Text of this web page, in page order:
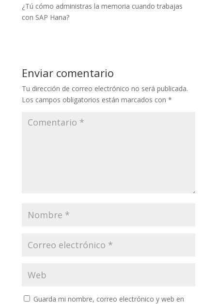
¿Tú cómo administras la memoria cuando trabajas
con SAP Hana?
Enviar comentario
Tu dirección de correo electrónico no será publicada.
Los campos obligatorios están marcados con *
Guarda mi nombre, correo electrónico y web en